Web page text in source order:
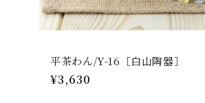
平茶わん/Y-16［白山陶器］
通
¥3,630